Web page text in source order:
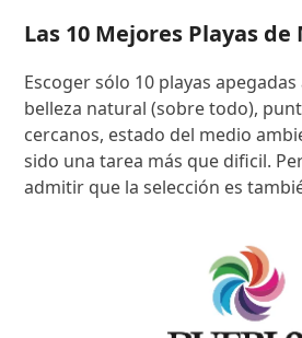
Las 10 Mejores Playas de
Escoger sólo 10 playas
belleza natural (sobre todo),
cercanos, estado del medio
sido una tarea más que dificil.
admitir que la selección es